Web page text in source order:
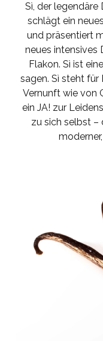
Sì, der
schlägt ein
und präsentiert
neues intensives
Flakon. Sì ist
sagen. Sì steht für
Vernunft wie von
ein JA! zur
zu sich selbst